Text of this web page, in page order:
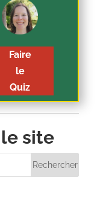
Faire
le
Quiz
site